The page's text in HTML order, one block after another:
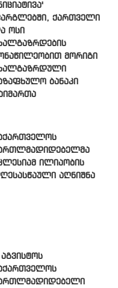
ქართველი
ოსი
მორიგი
ბანაკი
ილიაობის
აღნიშნა